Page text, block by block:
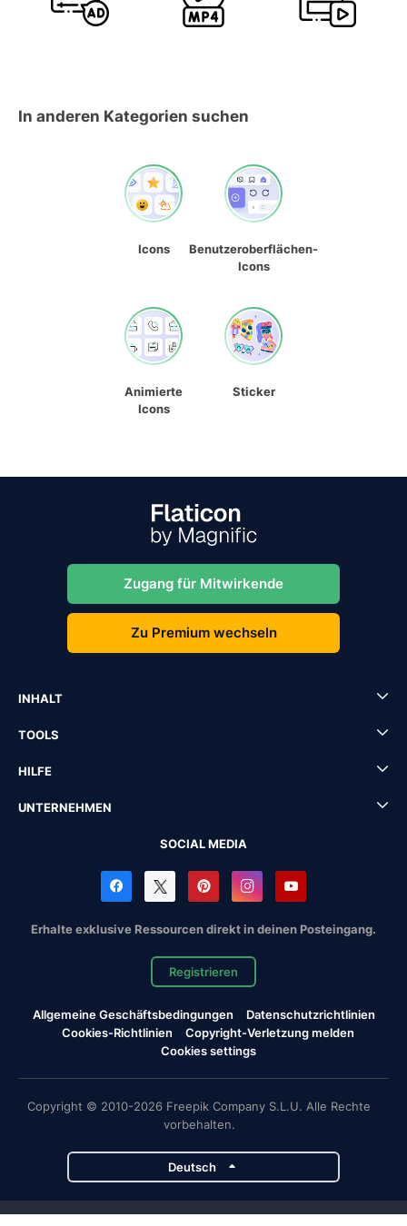
In anderen Kategorien suchen
Icons
Benutzeroberflächen-
Icons
Animierte
Icons
Sticker
Zugang für Mitwirkende
Zu Premium wechseln
INHALT
TOOLS
HILFE
UNTERNEHMEN
SOCIAL MEDIA
Erhalte exklusive Ressourcen direkt in deinen Posteingang.
Registrieren
Allgemeine Geschäftsbedingungen
Datenschutzrichtlinien
Cookies-Richtlinien
Copyright-Verletzung melden
Cookies settings
Copyright © 2010-2026 Freepik Company S.L.U. Alle Rechte
vorbehalten.
Deutsch